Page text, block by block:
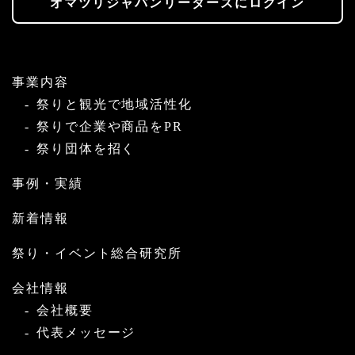
オマツリジャパンリーダーズにログイン
事業内容
祭りと観光で地域活性化
祭りで企業や商品をPR
祭り団体を招く
事例・実績
新着情報
祭り・イベント総合研究所
会社情報
会社概要
代表メッセージ